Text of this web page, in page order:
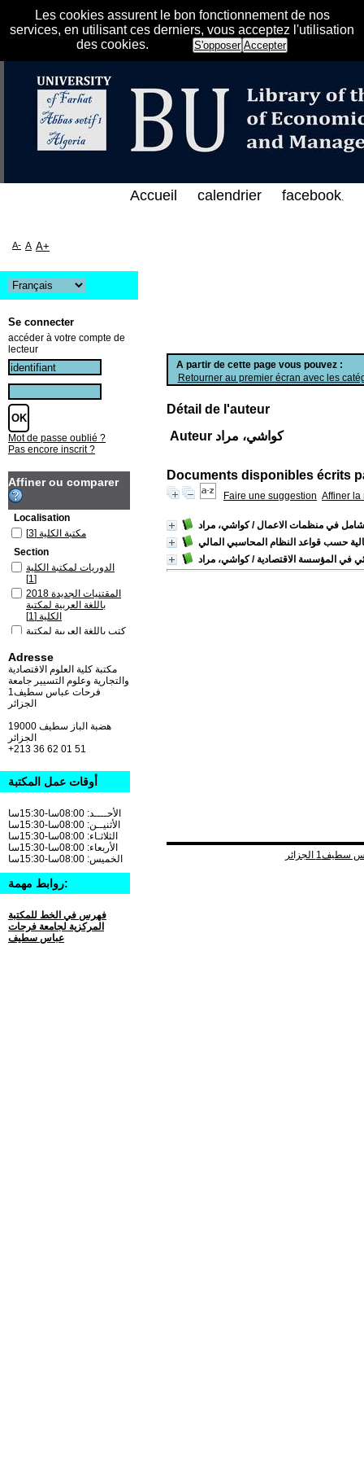
Les cookies assurent le bon fonctionnement de nos
services, en utilisant ces derniers, vous acceptez l'utilisation
des cookies.
S'opposer Accepter
الإلكتروني على الخط المباشر لمكتبة كلية
A partir de cette page vous pouvez :
Retourner au premier écran avec les
Détail de l'auteur
Auteur كواشي، مراد
Documents disponibles écrits
Faire une suggestion Affiner la
في منظمات الاعمال/ كواشي، مراد
في المؤسسة الاقتصادية / كواشي، مراد
Accueil calendrier facebook.
A- A A+
Se connecter
accéder à votre compte de
lecteur
Mot de passe oublié ?
Pas encore inscrit ?
Affiner ou comparer
Localisation
مكتبة الكلية [3]
Section
الدوريات لمكتبة الكلية
[1]
المقتنيات الجديدة 2018
باللغة العربية لمكتبة
الكلية [1]
كتب باللغة العربية لمكتبة
Adresse
مكتبة كلية العلوم الاقتصادية
والتجارية وعلوم التسيير جامعة
فرحات عباس سطيف1
الجزائر
19000 هضبة الباز سطيف
+213 36 62 01 51
أوقات عمل المكتبة
الأحــــد: 08:00سا-15:30سا
الأثنيــن: 08:00سا-15:30سا
الثلاثـاء: 08:00سا-15:30سا
الأربعاء: 08:00سا-15:30سا
الخميس: 08:00سا-15:30سا
روابط مهمة:
فهرس في الخط للمكتبة
المركزية لجامعة فرحات
عباس سطيف